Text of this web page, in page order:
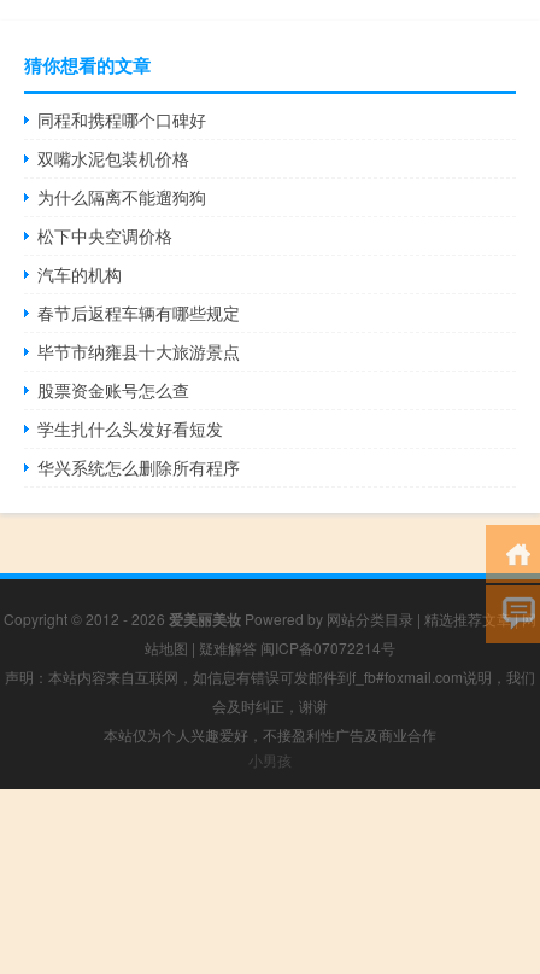
猜你想看的文章
同程和携程哪个口碑好
双嘴水泥包装机价格
为什么隔离不能遛狗狗
松下中央空调价格
汽车的机构
春节后返程车辆有哪些规定
毕节市纳雍县十大旅游景点
股票资金账号怎么查
学生扎什么头发好看短发
华兴系统怎么删除所有程序
Copyright © 2012 - 2026 爱美丽美妆 Powered by 网站分类目录 | 精选推荐文章|网
站地图 | 疑难解答 闽ICP备07072214号
声明：本站内容来自互联网，如信息有错误可发邮件到f_fb#foxmail.com说明，我们
会及时纠正，谢谢
本站仅为个人兴趣爱好，不接盈利性广告及商业合作
小男孩